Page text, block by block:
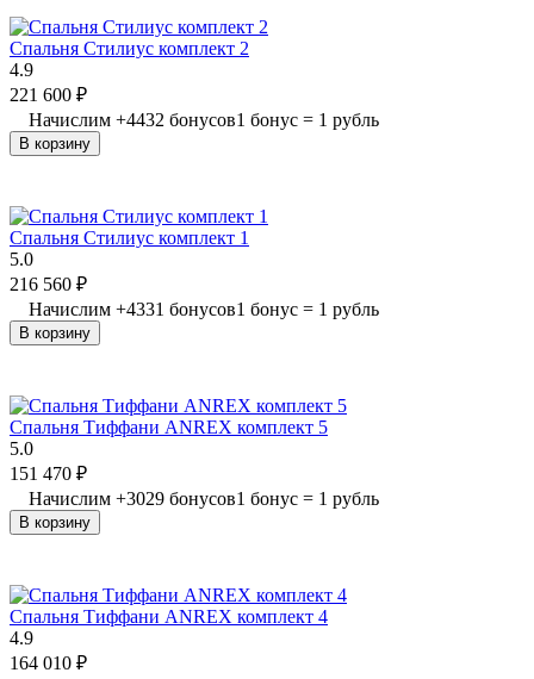
Спальня Стилиус комплект 2
4.9
221 600 ₽
Начислим +4432 бонусов1 бонус = 1 рубль
В корзину
Спальня Стилиус комплект 1
5.0
216 560 ₽
Начислим +4331 бонусов1 бонус = 1 рубль
В корзину
Спальня Тиффани ANREX комплект 5
5.0
151 470 ₽
Начислим +3029 бонусов1 бонус = 1 рубль
В корзину
Спальня Тиффани ANREX комплект 4
4.9
164 010 ₽